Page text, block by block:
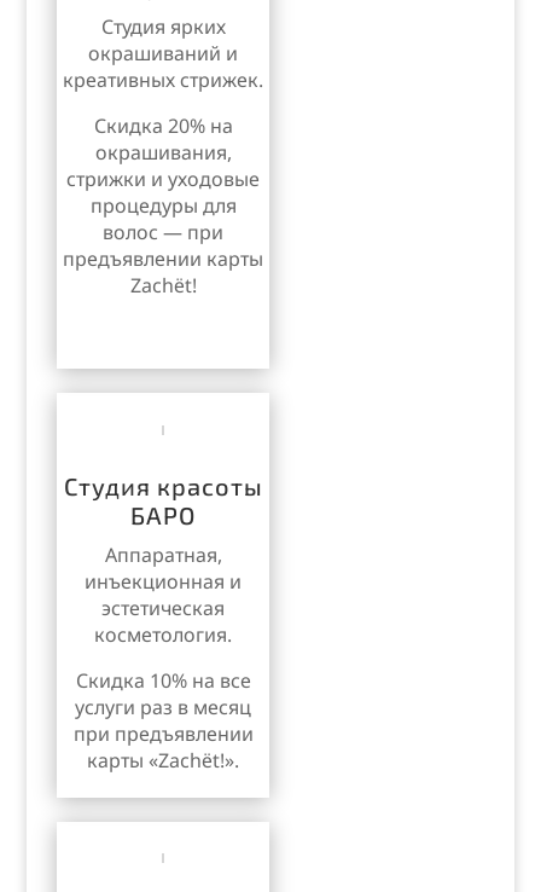
Студия ярких
окрашиваний и
креативных стрижек.
Скидка 20% на
окрашивания,
стрижки и уходовые
процедуры для
волос — при
предъявлении карты
Zachёt!
Студия красоты
БАРО
Аппаратная,
инъекционная и
эстетическая
косметология.
Скидка 10% на все
услуги раз в месяц
при предъявлении
карты «Zachёt!».